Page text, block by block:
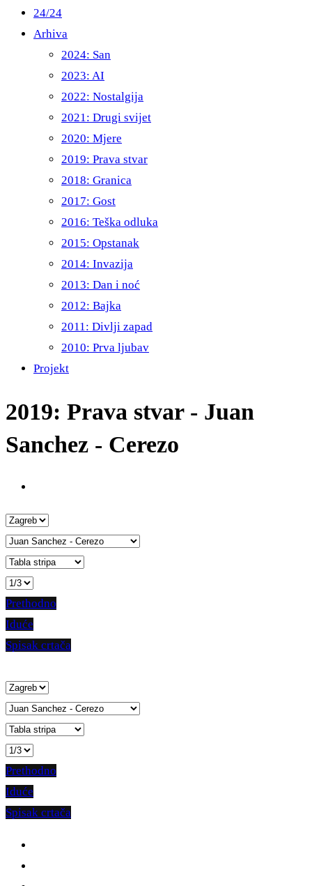
24/24
Arhiva
2024: San
2023: AI
2022: Nostalgija
2021: Drugi svijet
2020: Mjere
2019: Prava stvar
2018: Granica
2017: Gost
2016: Teška odluka
2015: Opstanak
2014: Invazija
2013: Dan i noć
2012: Bajka
2011: Divlji zapad
2010: Prva ljubav
Projekt
2019: Prava stvar - Juan
Sanchez - Cerezo
Prethodno
Iduće
Spisak crtača
Prethodno
Iduće
Spisak crtača